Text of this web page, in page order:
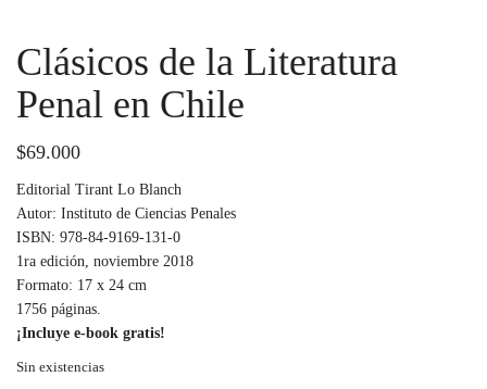
Clásicos de la Literatura
Penal en Chile
$69.000
Editorial Tirant Lo Blanch
Autor: Instituto de Ciencias Penales
ISBN: 978-84-9169-131-0
1ra edición, noviembre 2018
Formato: 17 x 24 cm
1756 páginas.
¡Incluye e-book gratis!
Sin existencias